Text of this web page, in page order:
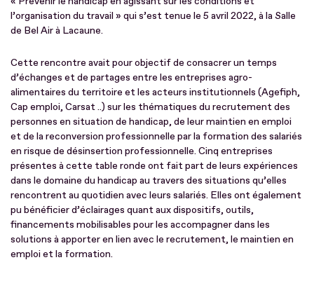
l’organisation du travail » qui s’est tenue le 5 avril 2022, à la Salle
de Bel Air à Lacaune.
Cette rencontre avait pour objectif de consacrer un temps
d’échanges et de partages entre les entreprises agro-
alimentaires du territoire et les acteurs institutionnels (Agefiph,
Cap emploi, Carsat ..) sur les thématiques du recrutement des
personnes en situation de handicap, de leur maintien en emploi
et de la reconversion professionnelle par la formation des salariés
en risque de désinsertion professionnelle. Cinq entreprises
présentes à cette table ronde ont fait part de leurs expériences
dans le domaine du handicap au travers des situations qu’elles
rencontrent au quotidien avec leurs salariés. Elles ont également
pu bénéficier d’éclairages quant aux dispositifs, outils,
financements mobilisables pour les accompagner dans les
solutions à apporter en lien avec le recrutement, le maintien en
emploi et la formation.